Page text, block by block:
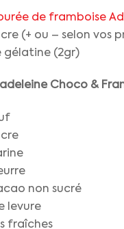
de framboise
(+ ou – selon vos
gélatine (2gr)
Choco &
non sucré
levure
fraîches